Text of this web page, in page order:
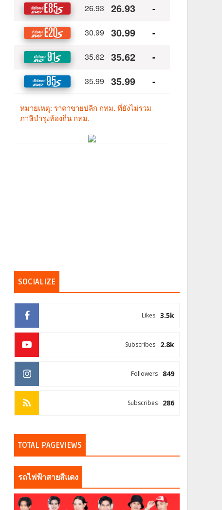
SOCIALIZE
3.5k
Likes
2.8k
Subscribes
849
Followers
286
Subscribes
TOTAL PAGEVIEWS
รถไฟฟ้าสายสีแดง